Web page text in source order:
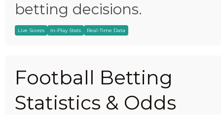
betting decisions.
Live Scores In-Play Stats Real-Time Data
Football Betting
Statistics & Odds